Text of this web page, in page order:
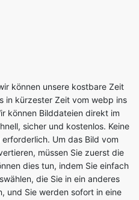
können unsere kostbare Zeit
in kürzester Zeit vom webp ins
sicher und kostenlos. Keine
Um das Bild vom
müssen Sie zuerst die
dies tun, indem Sie einfach
die Sie in ein anderes
und Sie werden sofort in eine
konvertiert.